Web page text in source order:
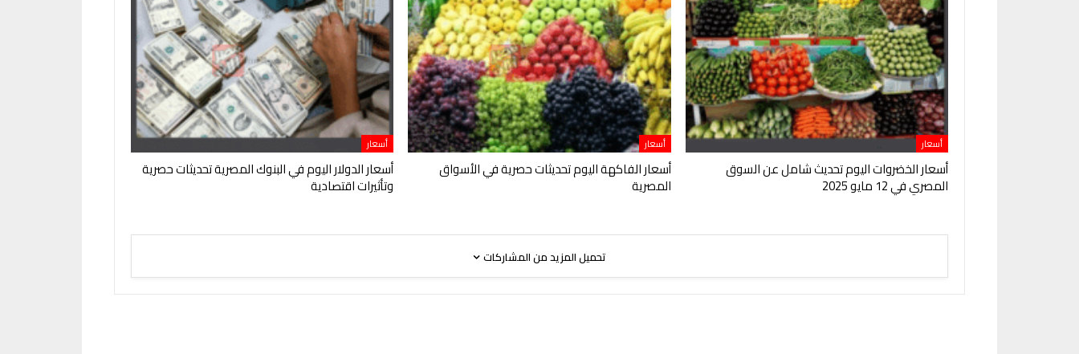
أسعار
أسعار الخضروات اليوم تحديث شامل عن السوق
المصري في 12 مايو 2025
أسعار
أسعار الفاكهة اليوم تحديثات حصرية في الأسواق
المصرية
أسعار
أسعار الدولار اليوم في البنوك المصرية تحديثات حصرية
وتأثيرات اقتصادية
تحميل المزيد من المشاركات